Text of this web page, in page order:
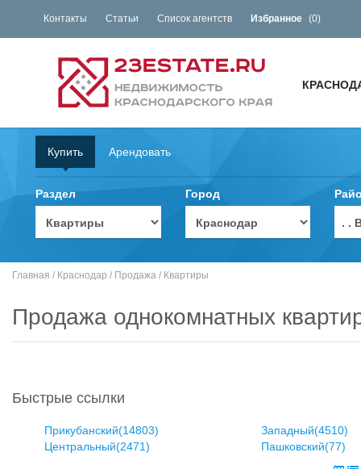
Контакты Статьи Список агентств Избранное (0)
Купить Арендовать
Раздел Город
. .
Главная / Краснодар / Продажа / Квартиры
Продажа однокомнатных
Быстрые ссылки
Прикубанский(14803)
Западный(4510)
Центральный(2471)
Пашковский(77)